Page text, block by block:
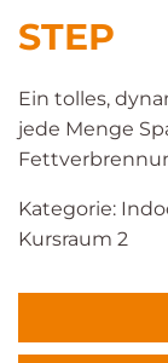
STEP
Ein tolles,
jede Menge
Kategorie:
Kursraum 2